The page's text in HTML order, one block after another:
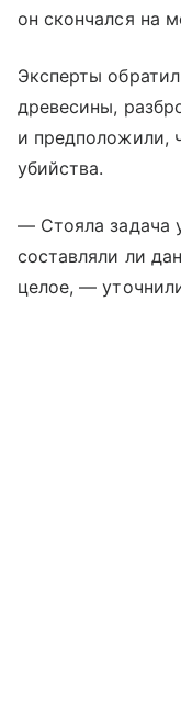
он скончался на
Эксперты
древесины,
и предположили,
убийства.
— Стояла задача
составляли ли
целое, —